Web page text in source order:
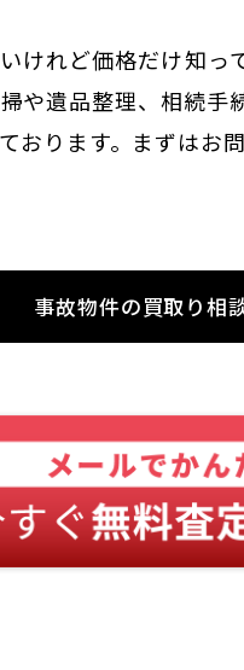
けれど価格だけ知
や遺品整理、相続手
おります。まずはお
事故物件の買取り相